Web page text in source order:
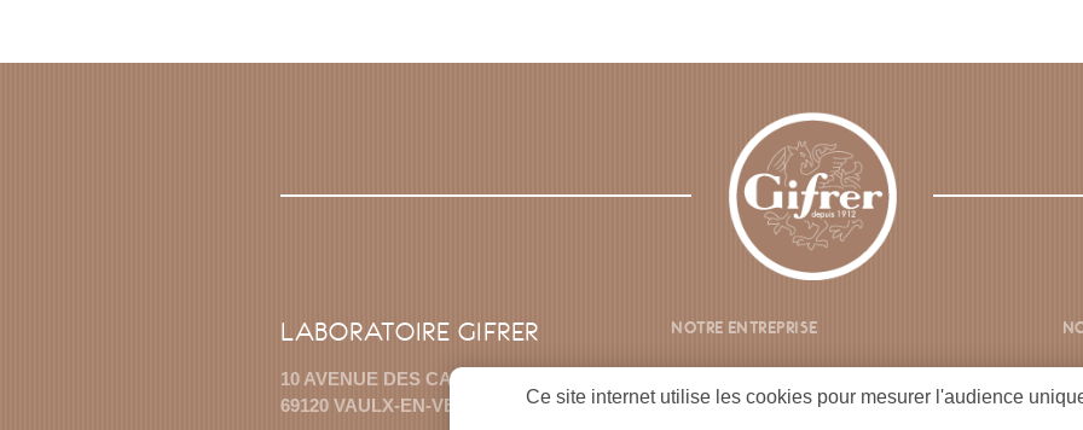
LABORATOIRE GIFRER
10 AVENUE DES CANUTS
69120 VAULX-EN-VELIN
NOTRE ENTREPRISE
Ce site internet utilise les cookies pour mesurer l'audience